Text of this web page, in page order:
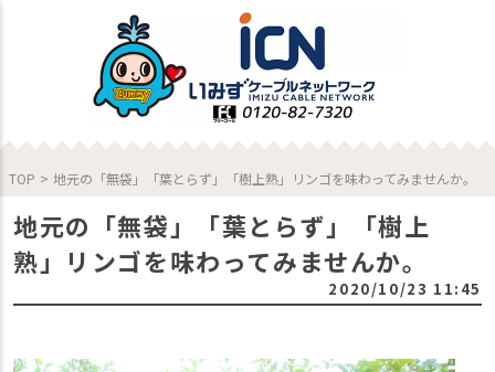
TOP > 地元の「無袋」「葉とらず」「樹上熟」リンゴを味わってみませんか。
地元の「無袋」「葉とらず」「樹上
熟」リンゴを味わってみませんか。
2020/10/23 11:45